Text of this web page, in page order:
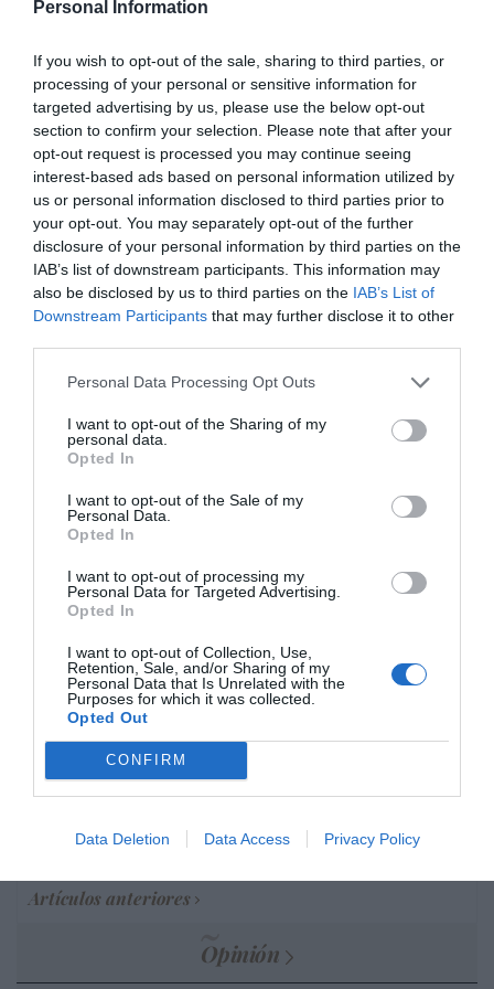
Personal Information
If you wish to opt-out of the sale, sharing to third parties, or
processing of your personal or sensitive information for
targeted advertising by us, please use the below opt-out
section to confirm your selection. Please note that after your
opt-out request is processed you may continue seeing
interest-based ads based on personal information utilized by
us or personal information disclosed to third parties prior to
your opt-out. You may separately opt-out of the further
disclosure of your personal information by third parties on the
IAB’s list of downstream participants. This information may
also be disclosed by us to third parties on the IAB’s List of
Downstream Participants that may further disclose it to other
Personal Data Processing Opt Outs
I want to opt-out of the Sharing of my
personal data.
Opted In
I want to opt-out of the Sale of my
Personal Data.
Opted In
I want to opt-out of processing my
Personal Data for Targeted Advertising.
Opted In
I want to opt-out of Collection, Use,
Retention, Sale, and/or Sharing of my
Personal Data that Is Unrelated with the
Purposes for which it was collected.
Opted Out
CONFIRM
Data Deletion Data Access Privacy Policy
INTERNACIONAL
Colombia. De la Espriella da un ultimátum a
los grupos terroristas: "Tienen dos caminos:
someterse al imperio de la ley o enfrentar la
fuerza decidida del Estado"
Redacción
ESPAÑA
Encuestas. El PSOE aguanta por encima de
los 100 escaños a pesar de la invasión de
Ceuta
José Ángel Gutiérrez 10/08/26 11:02
ayudemos, mientras el presidente del
Eulogio López 10/08/26 08:35
Marcelo Gullo: “El trabajo de desmitificar la
historia, de poner la verdadera, de
desmontar la falsificación, es un trabajo
cristiano"
Artículos anteriores
DIARIO DE LA CORRUPCIÓN SANCHISTA
Diario de la corrupción sanchista. Hazte
Oír se manifiesta delante de La Mareta:
“Pedro Sánchez es un criminal”
Artículos anteriores
Opinión